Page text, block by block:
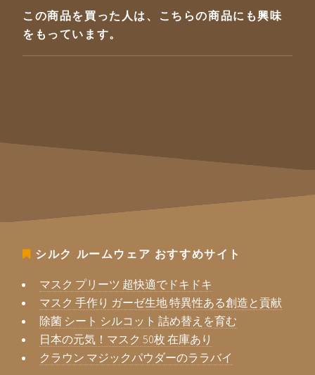
この商品を買った人は、こちらの商品にも興味
をもっています。
シルク ルームウェア おすすめサイト
マスク プリーツ 超快適でドキドキ
マスク 手作り ガーゼ生地 特異性ある創造と貢献
除菌 シート シルコット 詰め替えを育む
日本の元気！マスク 50枚 在庫あり
クラウン マジックパウダーのララバイ